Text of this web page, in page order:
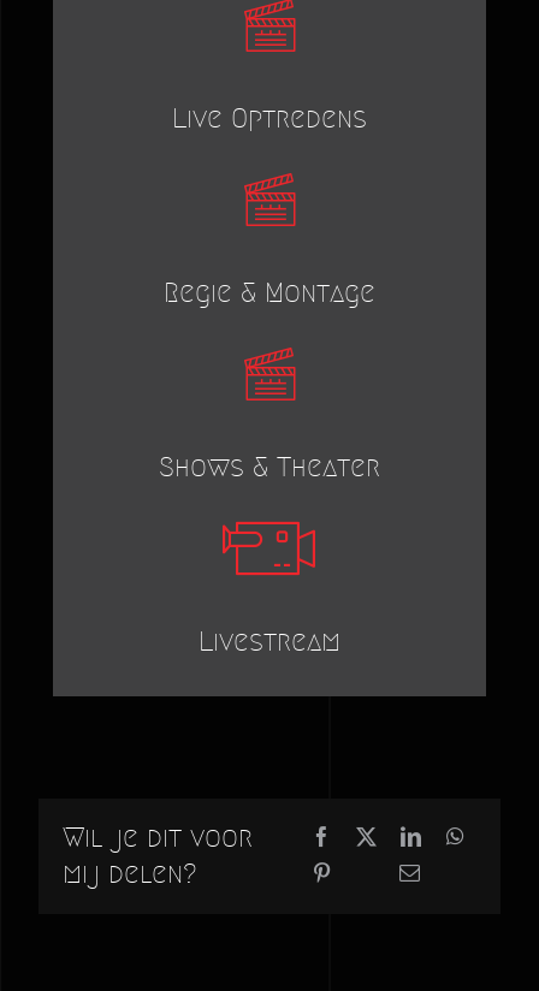
Live Optredens
Regie & Montage
Shows & Theater
Livestream
Wil je dit voor
mij delen?